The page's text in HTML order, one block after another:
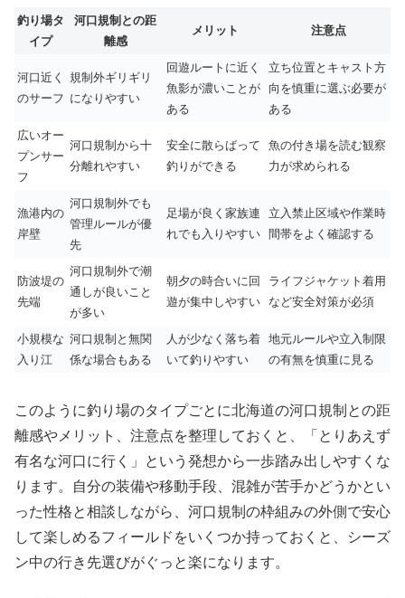
釣り場タ
イプ
河口規制との距
離感
メリット 注意点
河口近く
のサーフ
規制外ギリギリ
になりやすい
回遊ルートに近く
魚影が濃いことが
ある
立ち位置とキャスト方
向を慎重に選ぶ必要が
ある
広いオー
プンサー
フ
河口規制から十
分離れやすい
安全に散らばって
釣りができる
魚の付き場を読む観察
力が求められる
漁港内の
岸壁
河口規制外でも
管理ルールが優
先
足場が良く家族連
れでも入りやすい
立入禁止区域や作業時
間帯をよく確認する
防波堤の
先端
河口規制外で潮
通しが良いこと
が多い
朝夕の時合いに回
遊が集中しやすい
ライフジャケット着用
など安全対策が必須
小規模な
入り江
河口規制と無関
係な場合もある
人が少なく落ち着
いて釣りやすい
地元ルールや立入制限
の有無を慎重に見る
このように釣り場のタイプごとに北海道の河口規制との距
離感やメリット、注意点を整理しておくと、「とりあえず
有名な河口に行く」という発想から一歩踏み出しやすくな
ります。自分の装備や移動手段、混雑が苦手かどうかとい
った性格と相談しながら、河口規制の枠組みの外側で安心
して楽しめるフィールドをいくつか持っておくと、シーズ
ン中の行き先選びがぐっと楽になります。